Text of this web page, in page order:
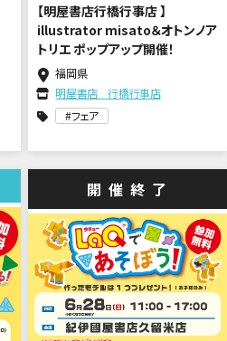
【明屋書店行橋行事店 】
illustrator misato＆オトンノア
トリエ ポップアップ開催！
福岡県
明屋書店 行橋行事店
フェア
開催終了